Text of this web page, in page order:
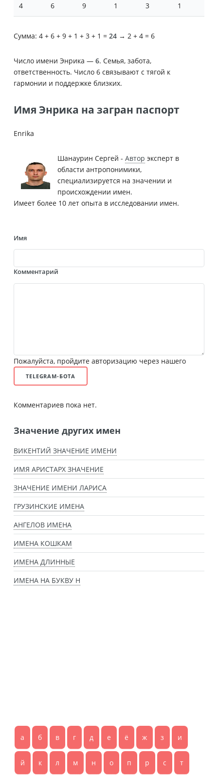
4 6 9 1 3 1
Сумма: 4 + 6 + 9 + 1 + 3 + 1 = 24 → 2 + 4 = 6
Число имени Энрика — 6. Семья, забота,
ответственность. Число 6 связывают с тягой к
гармонии и поддержке близких.
Имя Энрика на загран паспорт
Enrika
Шанаурин Сергей - Автор эксперт в
области антропонимики,
специализируется на значении и
происхождении имен.
Имеет более 10 лет опыта в исследовании имен.
Имя
Комментарий
Пожалуйста, пройдите авторизацию через нашего
TELEGRAM-БОТА
Комментариев пока нет.
Значение других имен
ВИКЕНТИЙ ЗНАЧЕНИЕ ИМЕНИ
ИМЯ АРИСТАРХ ЗНАЧЕНИЕ
ЗНАЧЕНИЕ ИМЕНИ ЛАРИСА
ГРУЗИНСКИЕ ИМЕНА
АНГЕЛОВ ИМЕНА
ИМЕНА КОШКАМ
ИМЕНА ДЛИННЫЕ
ИМЕНА НА БУКВУ Н
а б в г д е ё ж з и
й к л м н о п р с т